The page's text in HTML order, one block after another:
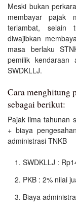
Meski bukan
membayar pajak
terlambat, selain
diwajibkan
masa berlaku
pemilik kendaraan
SWDKLLJ.
Cara menghitung
sebagai berikut:
Pajak lima tahunan
+ biaya
administrasi TNKB
SWDKLLJ :
PKB : 2% nilai
Biaya